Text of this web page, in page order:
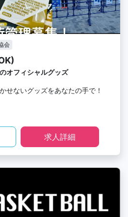
会
オフィシャルグッズ
せないグッズをあなたの手で！
求人詳細